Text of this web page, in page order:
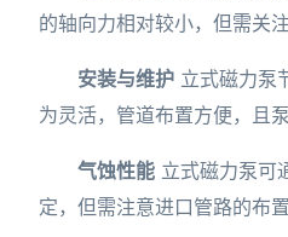
的轴向力相对较小，但需关
安装与维护 立式磁力泵
为灵活，管道布置方便，且
气蚀性能 立式磁力泵可
定，但需注意进口管路的布